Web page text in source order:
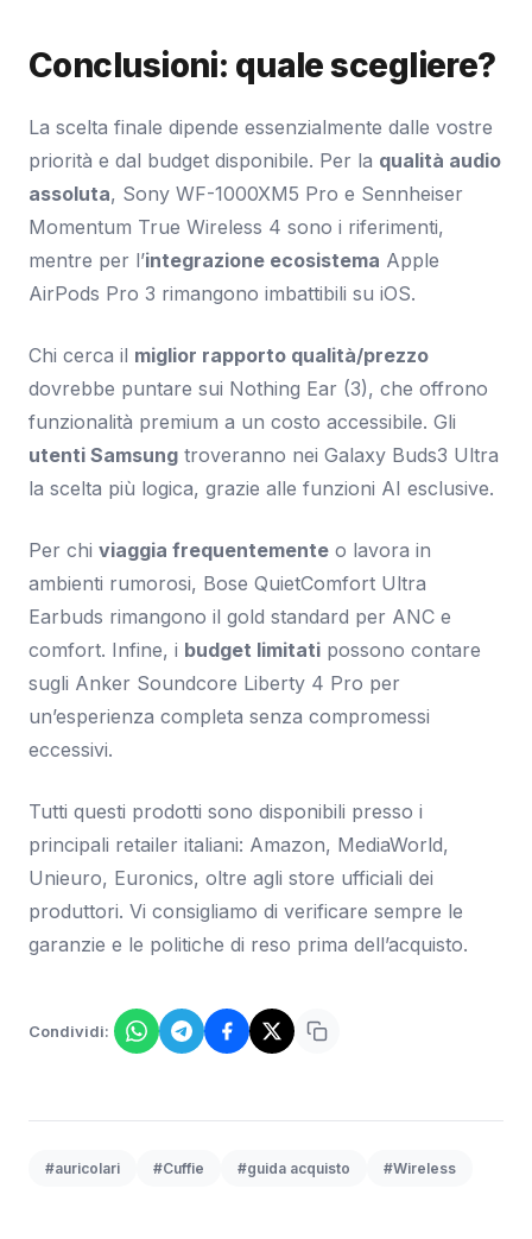
Conclusioni: quale scegliere?
La scelta finale dipende essenzialmente dalle vostre
priorità e dal budget disponibile. Per la qualità audio
assoluta, Sony WF-1000XM5 Pro e Sennheiser
Momentum True Wireless 4 sono i riferimenti,
mentre per l’integrazione ecosistema Apple
AirPods Pro 3 rimangono imbattibili su iOS.
Chi cerca il miglior rapporto qualità/prezzo
dovrebbe puntare sui Nothing Ear (3), che offrono
funzionalità premium a un costo accessibile. Gli
utenti Samsung troveranno nei Galaxy Buds3 Ultra
la scelta più logica, grazie alle funzioni AI esclusive.
Per chi viaggia frequentemente o lavora in
ambienti rumorosi, Bose QuietComfort Ultra
Earbuds rimangono il gold standard per ANC e
comfort. Infine, i budget limitati possono contare
sugli Anker Soundcore Liberty 4 Pro per
un’esperienza completa senza compromessi
eccessivi.
Tutti questi prodotti sono disponibili presso i
principali retailer italiani: Amazon, MediaWorld,
Unieuro, Euronics, oltre agli store ufficiali dei
produttori. Vi consigliamo di verificare sempre le
garanzie e le politiche di reso prima dell’acquisto.
Condividi:
#auricolari #Cuffie #guida acquisto #Wireless